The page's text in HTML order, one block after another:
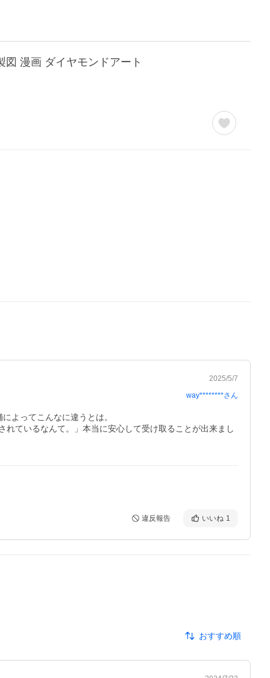
図 漫画 ダイヤモンドアート
2025/5/7
way********さん
よってこんなに違うとは。
ているなんて。」本当に安心して受け取ることが出来まし
違反報告 いいね 1
おすすめ順